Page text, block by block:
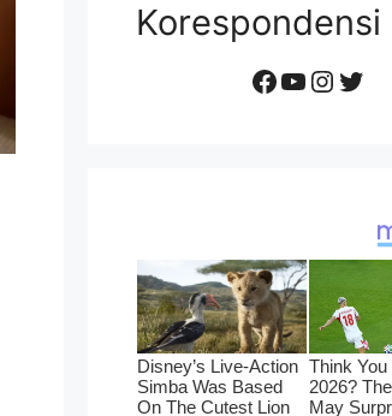
Korespondensi
Facebook
YouTube